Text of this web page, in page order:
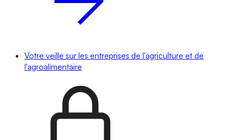
Votre veille sur les entreprises de l'agriculture et de
l'agroalimentaire